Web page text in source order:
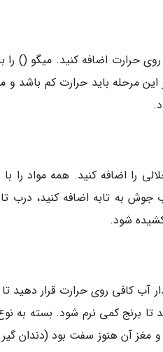
حرارت اضافه کنید. میگو () را
مرحله باید حرارت کم باشد و
را اضافه کنید. همه مواد را با
به تابه اضافه کنید، درب
شود.
آب کافی روی حرارت قرار دهید
تا برنج کمی نرم شود. بسته به
آن هنوز سفت بود (دندان گیر